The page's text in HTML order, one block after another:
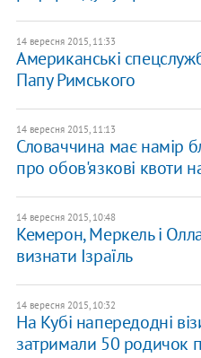
14 вересня 2015, 11:33
Американські
Папу Римського
14 вересня 2015, 11:13
Словаччина має намір
про обов'язкові квоти
14 вересня 2015, 10:48
Кемерон, Меркель і
визнати Ізраїль
14 вересня 2015, 10:32
На Кубі напередодні
затримали 50 родичок